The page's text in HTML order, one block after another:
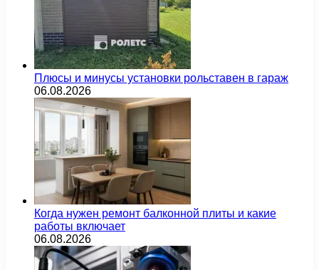
Плюсы и минусы установки рольставен в гараж
06.08.2026
Когда нужен ремонт балконной плиты и какие
работы включает
06.08.2026